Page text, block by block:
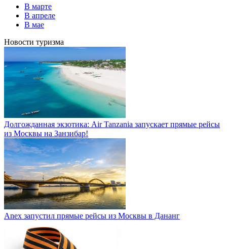
В марте
В апреле
В мае
Новости туризма
Долгожданная экзотика: Air Tanzania запускает прямые рейсы
из Москвы на Занзибар!
Anex запустил прямые рейсы из Москвы в Дананг